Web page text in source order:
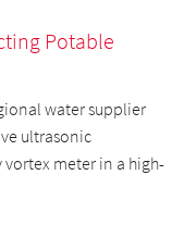
Potable
water supplier
ultrasonic
meter in a high-